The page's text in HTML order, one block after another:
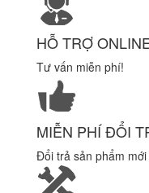
HỖ TRỢ
Tư vấn miễn phí!
MIỄN PHÍ ĐỔI
Đổi trả sản phẩm mới